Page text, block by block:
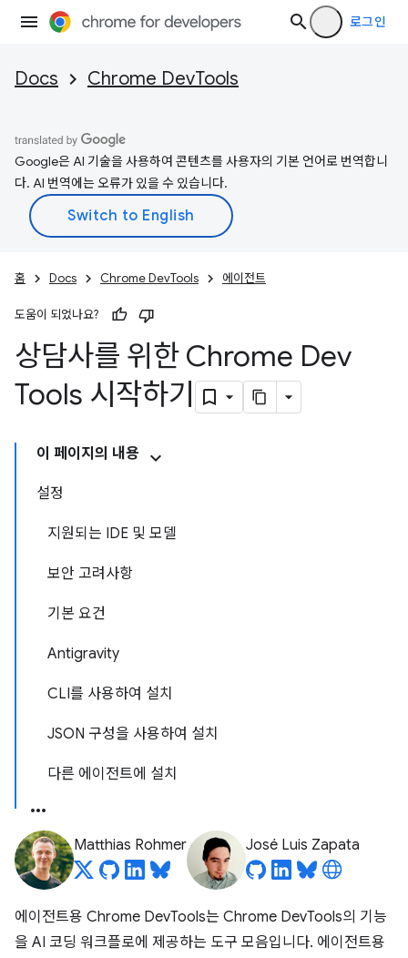
로그인
Docs Chrome DevTools
Google은 AI 기술을 사용하여 콘텐츠를 사용자의 기본 언어로 번역합니
다. AI 번역에는 오류가 있을 수 있습니다.
홈 Docs Chrome DevTools 에이전트
도움이 되었나요?
상담사를 위한 Chrome Dev
Tools 시작하기
이 페이지의 내용
설정
지원되는 IDE 및 모델
보안 고려사항
기본 요건
Antigravity
CLI를 사용하여 설치
JSON 구성을 사용하여 설치
다른 에이전트에 설치
Matthias Rohmer José Luis Zapata
에이전트용 Chrome DevTools는 Chrome DevTools의 기능
을 AI 코딩 워크플로에 제공하는 도구 모음입니다. 에이전트용